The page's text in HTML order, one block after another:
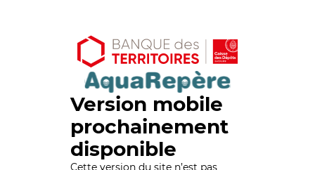
Version mobile
prochainement
disponible
Cette version du site n’est pas